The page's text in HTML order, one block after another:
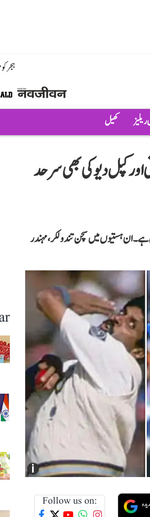
ہجر
کھیل
کپل دیو کی بھی سرحد
ہے۔ ان ہستیوں میں سچن تندولکر، مہندر
i
Follow us on: